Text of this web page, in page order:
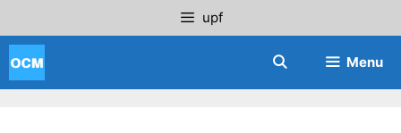
al
contenido
upf
Menu